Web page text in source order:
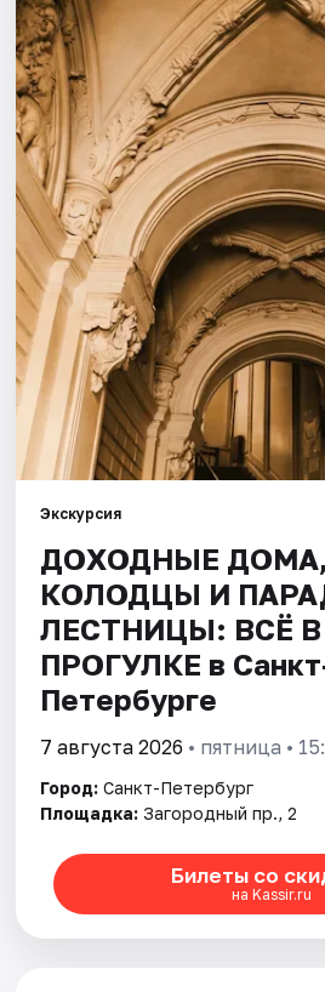
События
Города
Площадки
Артисты
Рейтинги
Экскурсия
ДОХОДНЫЕ
КОЛОДЦЫ И
ЛЕСТНИЦЫ: ВСЁ
ПРОГУЛКЕ в
Петербурге
7 августа 2026 • пятница •
Город: Санкт-Петербург
Площадка: Загородный пр., 2
Билеты со
на Kassir.ru